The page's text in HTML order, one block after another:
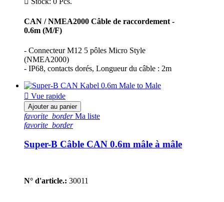
CAN / NMEA2000 Câble de raccordement -
0.6m (M/F)
- Connecteur M12 5 pôles Micro Style
(NMEA2000)
- IP68, contacts dorés, Longueur du câble : 2m
 Vue rapide
Ajouter au panier
favorite_borderMa liste
favorite_border
Super-B Câble CAN 0.6m mâle à mâle
N° d'article.: 30011